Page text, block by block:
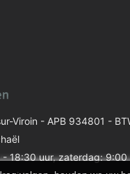
Viroin - APB 934801 -
18:30 uur, zaterdag: 9:00